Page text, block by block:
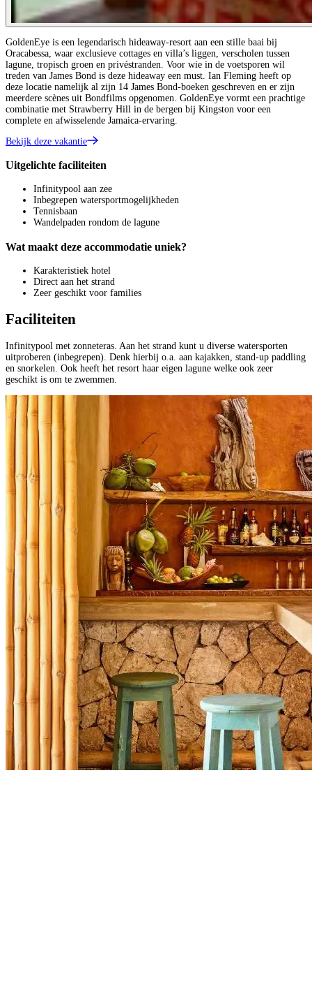
GoldenEye is een legendarisch hideaway-resort aan een stille baai bij
Oracabessa, waar exclusieve cottages en villa’s liggen, verscholen tussen
lagune, tropisch groen en privéstranden. Voor wie in de voetsporen wil
treden van James Bond is deze hideaway een must. Ian Fleming heeft op
deze locatie namelijk al zijn 14 James Bond-boeken geschreven en er zijn
meerdere scènes uit Bondfilms opgenomen. GoldenEye vormt een prachtige
combinatie met Strawberry Hill in de bergen bij Kingston voor een
complete en afwisselende Jamaica-ervaring.
Bekijk deze vakantie
Uitgelichte faciliteiten
Infinitypool aan zee
Inbegrepen watersportmogelijkheden
Tennisbaan
Wandelpaden rondom de lagune
Wat maakt deze accommodatie uniek?
Karakteristiek hotel
Direct aan het strand
Zeer geschikt voor families
Faciliteiten
Infinitypool met zonneteras. Aan het strand kunt u diverse watersporten
uitproberen (inbegrepen). Denk hierbij o.a. aan kajakken, stand-up paddling
en snorkelen. Ook heeft het resort haar eigen lagune welke ook zeer
geschikt is om te zwemmen.